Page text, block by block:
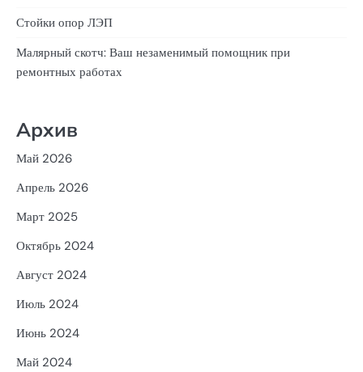
Стойки опор ЛЭП
Малярный скотч: Ваш незаменимый помощник при
ремонтных работах
Архив
Май 2026
Апрель 2026
Март 2025
Октябрь 2024
Август 2024
Июль 2024
Июнь 2024
Май 2024